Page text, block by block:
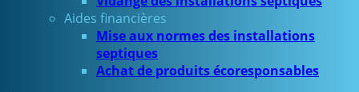
Aides financières
Mise aux normes des installations
septiques
Achat de produits écoresponsables